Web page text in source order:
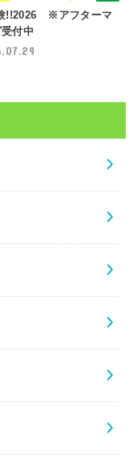
!!2026 ※アフターマ
付中